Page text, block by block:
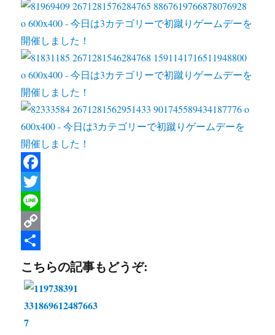
F
a
c
e
b
o
k
T
w
t
r
L
n
e
C
o
p
L
共
有
こちらの記事もどうぞ: